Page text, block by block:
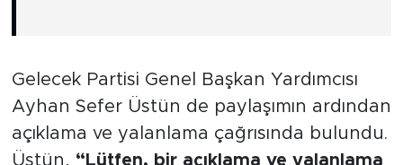
Gelecek Partisi Genel Başkan Yardımcısı
Ayhan Sefer Üstün de paylaşımın ardından
açıklama ve yalanlama çağrısında bulundu.
Üstün, “Lütfen, bir açıklama ve yalanlama